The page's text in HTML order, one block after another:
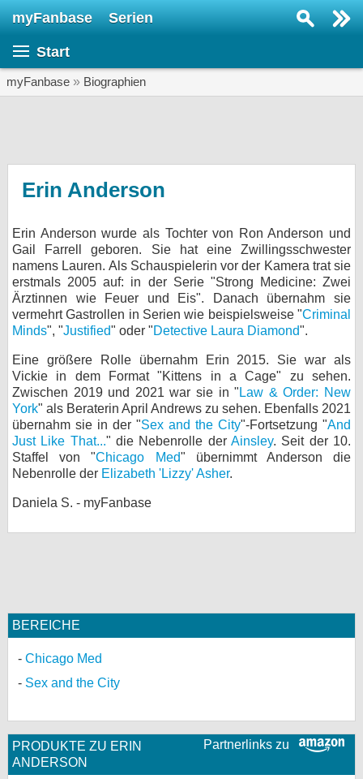
myFanbase Serien
Start
myFanbase » Biographien
Erin Anderson
Erin Anderson wurde als Tochter von Ron Anderson und
Gail Farrell geboren. Sie hat eine Zwillingsschwester
namens Lauren. Als Schauspielerin vor der Kamera trat sie
erstmals 2005 auf: in der Serie "Strong Medicine: Zwei
Ärztinnen wie Feuer und Eis". Danach übernahm sie
vermehrt Gastrollen in Serien wie beispielsweise "Criminal
Minds", "Justified" oder "Detective Laura Diamond".
Eine größere Rolle übernahm Erin 2015. Sie war als
Vickie in dem Format "Kittens in a Cage" zu sehen.
Zwischen 2019 und 2021 war sie in " Law & Order: New
York" als Beraterin April Andrews zu sehen. Ebenfalls 2021
übernahm sie in der "Sex and the City"-Fortsetzung "And
Just Like That..." die Nebenrolle derAinsley. Seit der 10.
Staffel von "Chicago Med" übernimmt Anderson die
Nebenrolle der Elizabeth 'Lizzy' Asher.
Daniela S. - myFanbase
BEREICHE
Chicago Med
Sex and the City
Partnerlinks zu
PRODUKTE ZU ERIN
ANDERSON
KULTUR
Specials
SERVICE
Gewinnspiele
bei Facebook
Kontakt
Impressum
Desktop-Ansicht